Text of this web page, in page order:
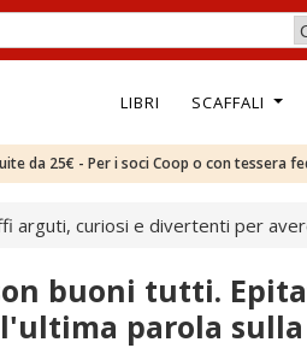
LIBRI SCAFFALI
da 25€ - Per i soci Coop o con tessera
arguti, curiosi e divertenti per
buoni tutti.
parola